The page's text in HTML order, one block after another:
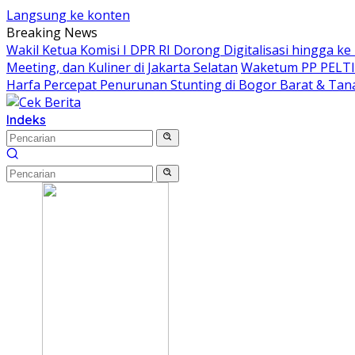
Langsung ke konten
Breaking News
Wakil Ketua Komisi I DPR RI Dorong Digitalisasi hingga ke
Meeting, dan Kuliner di Jakarta Selatan Waketum PP
Harfa Percepat Penurunan Stunting di Bogor Barat &
Indeks